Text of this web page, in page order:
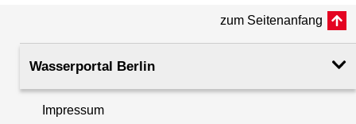
zum Seitenanfang
Wasserportal Berlin
Impressum